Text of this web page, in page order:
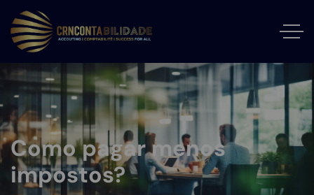
Como pagar menos
impostos?